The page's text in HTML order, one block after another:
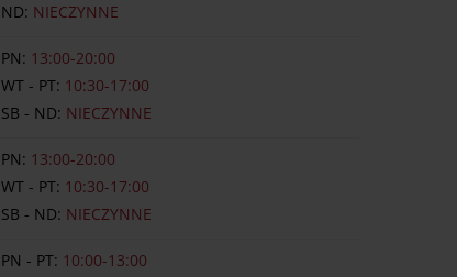
ND: NIECZYNNE
PN: 13:00-20:00
WT - PT: 10:30-17:00
SB - ND: NIECZYNNE
PN: 13:00-20:00
WT - PT: 10:30-17:00
SB - ND: NIECZYNNE
PN - PT: 10:00-13:00